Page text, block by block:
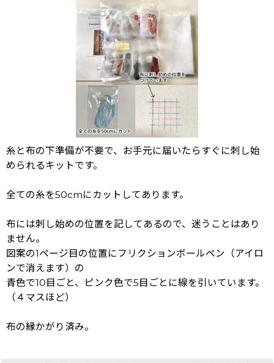
糸と布の下準備が不要で、お手元に届いたらすぐに刺し始
められるキットです。
全ての糸を50cmにカットしてあります。
布には刺し始めの位置を記してあるので、迷うことはあり
ません。
図案の1ページ目の位置にフリクションボールペン（アイロ
ンで消えます）の
青色で10目ごと、ピンク色で5目ごとに線を引いています。
（４マスほど）
布の縁かがり済み。